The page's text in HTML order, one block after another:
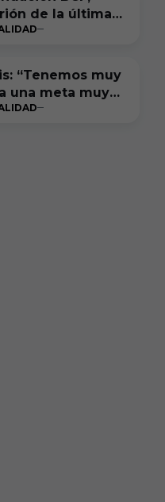
de la última
de LALIGA
“Tenemos muy
una meta muy
de cumplir”